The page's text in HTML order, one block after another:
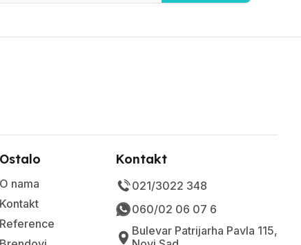
Ostalo
O nama
Kontakt
Reference
Kontakt
021/3022 348
060/02 06 07 6
Bulevar Patrijarha Pavla 115,